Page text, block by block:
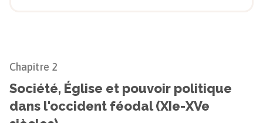
Chapitre 2
Société, Église et pouvoir politique
dans l'occident féodal (XIe-XVe